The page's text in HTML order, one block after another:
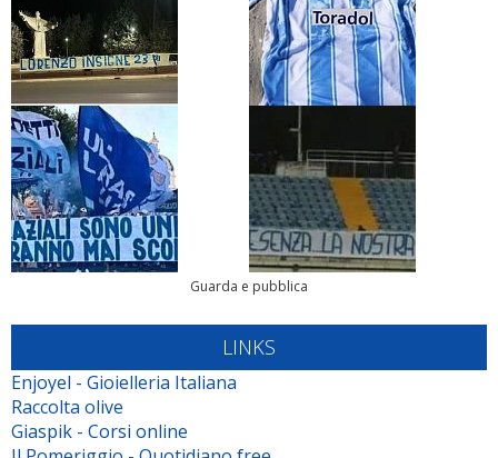
Guarda e pubblica
LINKS
Enjoyel - Gioielleria Italiana
Raccolta olive
Giaspik - Corsi online